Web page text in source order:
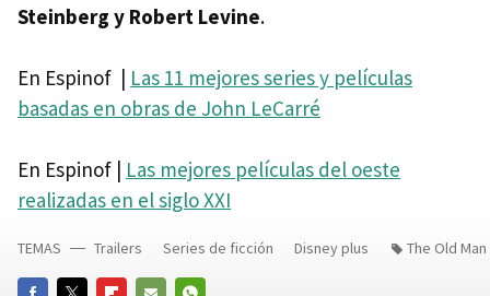
Steinberg y Robert Levine.
En Espinof | Las 11 mejores series y películas
basadas en obras de John LeCarré
En Espinof | Las mejores películas del oeste
realizadas en el siglo XXI
TEMAS Trailers Series de ficción Disney plus The Old Man